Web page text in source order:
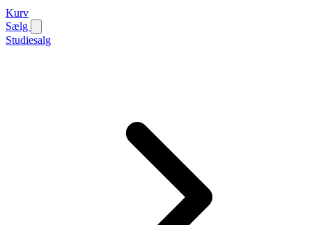
Kurv
Sælg
Studiesalg